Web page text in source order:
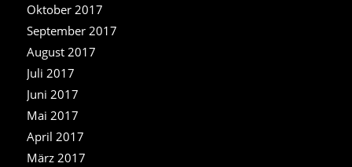
Oktober 2017
September 2017
August 2017
Juli 2017
Juni 2017
Mai 2017
April 2017
März 2017